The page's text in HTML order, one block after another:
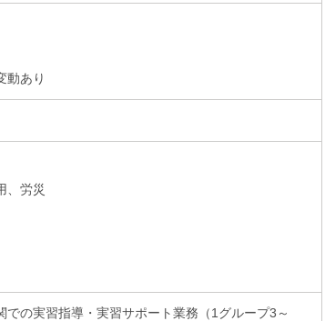
動あり
、労災
での実習指導・実習サポート業務（1グループ3～